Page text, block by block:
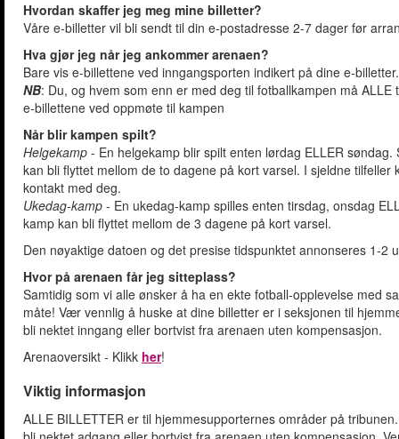
Hvordan skaffer jeg meg mine billetter?
Våre e-billetter vil bli sendt til din e-postadresse 2-7 dager før
Hva gjør jeg når jeg ankommer arenaen?
Bare vis e-billettene ved inngangsporten indikert på dine e-
NB: Du, og hvem som enn er med deg til fotballkampen må
e-billettene ved oppmøte til kampen
Når blir kampen spilt?
Helgekamp - En helgekamp blir spilt enten lørdag ELLER
kan bli flyttet mellom de to dagene på kort varsel. I sjeldne
kontakt med deg.
Ukedag-kamp - En ukedag-kamp spilles enten tirsdag, onsdag
kamp kan bli flyttet mellom de 3 dagene på kort varsel.
Den nøyaktige datoen og det presise tidspunktet annonseres 1-
Hvor på arenaen får jeg sitteplass?
Samtidig som vi alle ønsker å ha en ekte fotball-opplevelse med
måte! Vær vennlig å huske at dine billetter er i seksjonen til
bli nektet inngang eller bortvist fra arenaen uten kompensasjon.
Arenaoversikt - Klikk her!
Viktig informasjon
ALLE BILLETTER er til hjemmesupporternes områder på